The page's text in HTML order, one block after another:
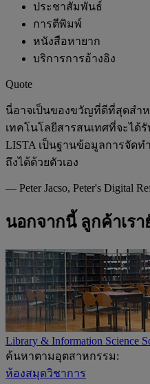
ประชาสัมพันธ์
การตีพิมพ์
หนังสือหายาก
บริการการอ้างอิง
Quote
นี่อาจเป็นของขวัญที่ดีที่สุดสำ
เทคโนโลยีสารสนเทศที่จะได้
LISTA เป็นฐานข้อมูลการจัด
ถึงได้ด้วยตัวเอง
— Peter Jacso, Peter's Digital
นอกจากนี้ ลูกค้าเรา
Library & Information Science
ค้นหาตามอุตสาหกรรม:
ห้องสมุดวิชาการ